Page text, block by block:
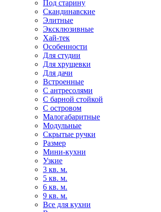
Под старину
Скандинавские
Элитные
Эксклюзивные
Хай-тек
Особенности
Для студии
Для хрущевки
Для дачи
Встроенные
С антресолями
С барной стойкой
С островом
Малогабаритные
Модульные
Скрытые ручки
Размер
Мини-кухни
Узкие
3 кв. м.
5 кв. м.
6 кв. м.
9 кв. м.
Все для кухни